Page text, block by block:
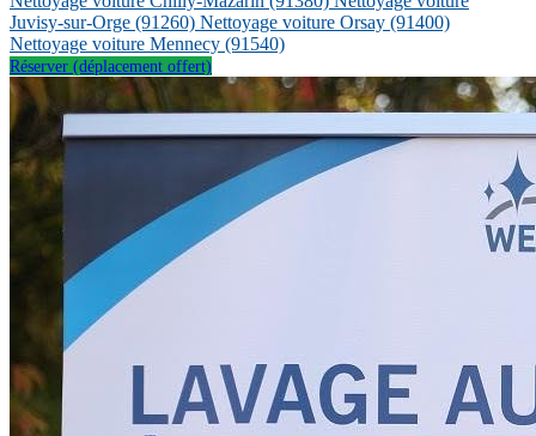
Juvisy-sur-Orge (91260) Nettoyage voiture Orsay (91400)
Nettoyage voiture Mennecy (91540)
Réserver (déplacement offert)